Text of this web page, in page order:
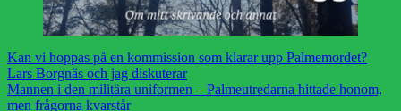
Kan vi hoppas på en kommission som klarar upp Palmemordet?
Lars Borgnäs och jag diskuterar
Mannen i den militära uniformen – Palmeutredarna hittade honom,
men frågorna kvarstår